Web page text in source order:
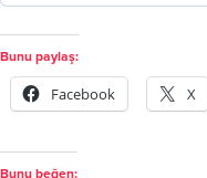
Bunu paylaş:
Facebook X
Bunu beğen: